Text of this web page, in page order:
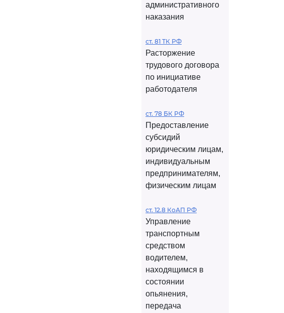
административного
наказания
ст. 81 ТК РФ
Расторжение
трудового договора
по инициативе
работодателя
ст. 78 БК РФ
Предоставление
субсидий
юридическим лицам,
индивидуальным
предпринимателям,
физическим лицам
ст. 12.8 КоАП РФ
Управление
транспортным
средством
водителем,
находящимся в
состоянии
опьянения,
передача